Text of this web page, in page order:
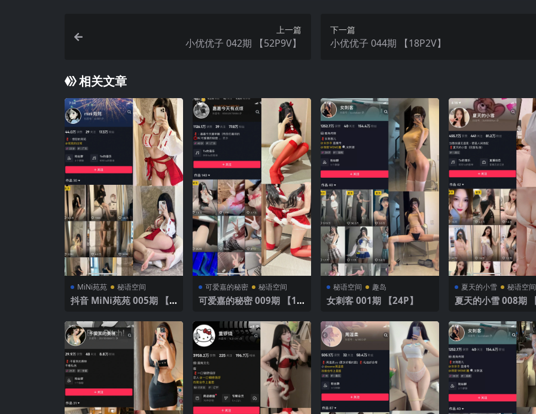
上一篇
小优优子 042期 【52P9V】
下一篇
小优优子 044期 【18P2V】
相关文章
MiNi苑苑 秘语空间
抖音 MiNi苑苑 005期 【4
可爱嘉的秘密 秘语空间
可爱嘉的秘密 009期 【13
秘语空间 趣岛
女刺客 001期 【24P】
夏天的小雪 秘语空间
夏天的小雪 008期